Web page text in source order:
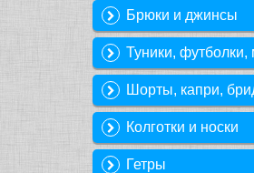
Брюки и джинсы
Туники, футболки,
Шорты, капри,
Колготки и носки
Гетры